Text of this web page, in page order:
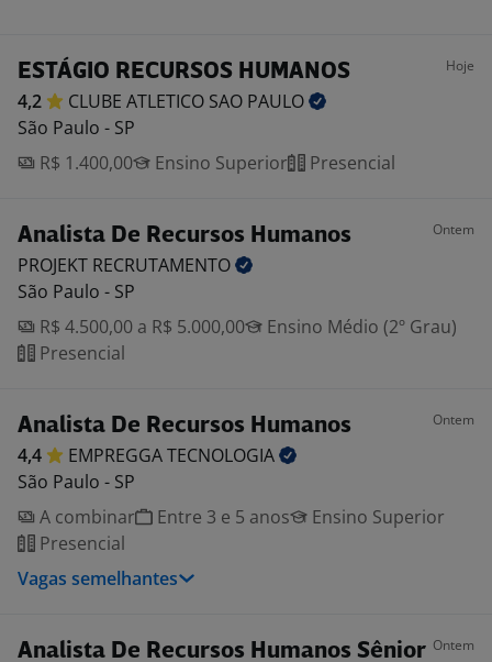
ESTÁGIO RECURSOS HUMANOS Hoje
4,2 CLUBE ATLETICO SAO PAULO
São Paulo - SP
R$ 1.400,00
Ensino Superior Presencial
Analista De Recursos Humanos Ontem
PROJEKT RECRUTAMENTO
São Paulo - SP
R$ 4.500,00 a R$ 5.000,00
Ensino Médio (2º Grau)
Presencial
Analista De Recursos Humanos Ontem
4,4 EMPREGGATECNOLOGIA
São Paulo - SP
A combinar
Entre 3 e 5 anos
Ensino Superior
Presencial
Vagas semelhantes
Analista De Recursos Humanos Sênior Ontem